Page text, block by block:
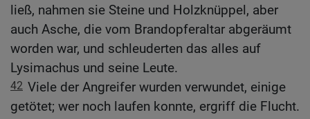
ließ, nahmen sie Steine und Holzknüppel, aber
auch Asche, die vom Brandopferaltar abgeräumt
worden war, und schleuderten das alles auf
Lysimachus und seine Leute.
42 Viele der Angreifer wurden verwundet, einige
getötet; wer noch laufen konnte, ergriff die Flucht.